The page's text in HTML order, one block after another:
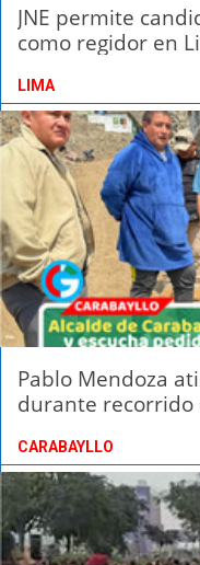
JNE permite
como regidor en
LIMA
Pablo Mendoza
durante recorrido
CARABAYLLO